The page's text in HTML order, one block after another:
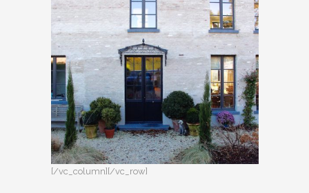
Lasne – Hannonsart
InNieuwbouw
[/vc_column][/vc_row]